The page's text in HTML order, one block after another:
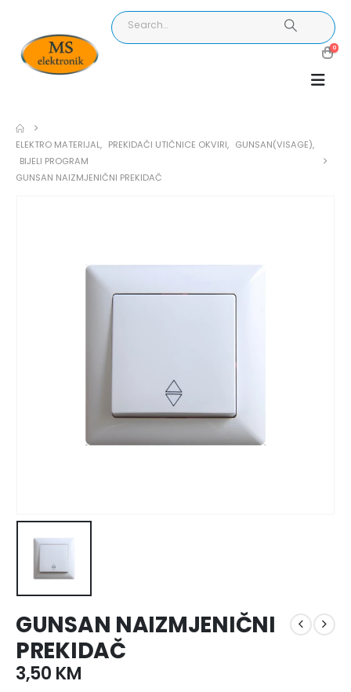
0
ELEKTRO MATERIJAL, PREKIDAČI UTIČNICE OKVIRI, GUNSAN(VISAGE),
BIJELI PROGRAM
GUNSAN NAIZMJENIČNI PREKIDAČ
GUNSAN NAIZMJENIČNI
PREKIDAČ
3,50 KM